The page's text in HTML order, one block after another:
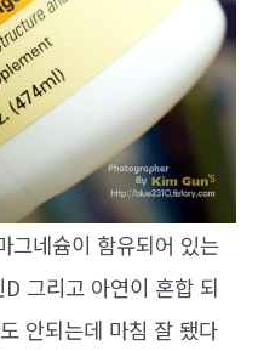
그네슘이 함유되어 있는
그리고 아연이 혼합 되
안되는데 마침 잘 됐다